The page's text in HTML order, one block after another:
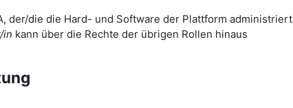
der/die die Hard- und Software der Plattform administriert
in kann über die Rechte der übrigen Rollen hinaus